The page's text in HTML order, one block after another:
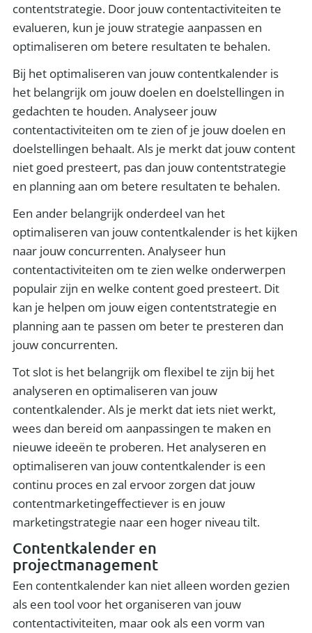
contentstrategie. Door jouw contentactiviteiten te
evalueren, kun je jouw strategie aanpassen en
optimaliseren om betere resultaten te behalen.
Bij het optimaliseren van jouw contentkalender is
het belangrijk om jouw doelen en doelstellingen in
gedachten te houden. Analyseer jouw
contentactiviteiten om te zien of je jouw doelen en
doelstellingen behaalt. Als je merkt dat jouw content
niet goed presteert, pas dan jouw contentstrategie
en planning aan om betere resultaten te behalen.
Een ander belangrijk onderdeel van het
optimaliseren van jouw contentkalender is het kijken
naar jouw concurrenten. Analyseer hun
contentactiviteiten om te zien welke onderwerpen
populair zijn en welke content goed presteert. Dit
kan je helpen om jouw eigen contentstrategie en
planning aan te passen om beter te presteren dan
jouw concurrenten.
Tot slot is het belangrijk om flexibel te zijn bij het
analyseren en optimaliseren van jouw
contentkalender. Als je merkt dat iets niet werkt,
wees dan bereid om aanpassingen te maken en
nieuwe ideeën te proberen. Het analyseren en
optimaliseren van jouw contentkalender is een
continu proces en zal ervoor zorgen dat jouw
contentmarketingeffectiever is en jouw
marketingstrategie naar een hoger niveau tilt.
Contentkalender en
projectmanagement
Een contentkalender kan niet alleen worden gezien
als een tool voor het organiseren van jouw
contentactiviteiten, maar ook als een vorm van